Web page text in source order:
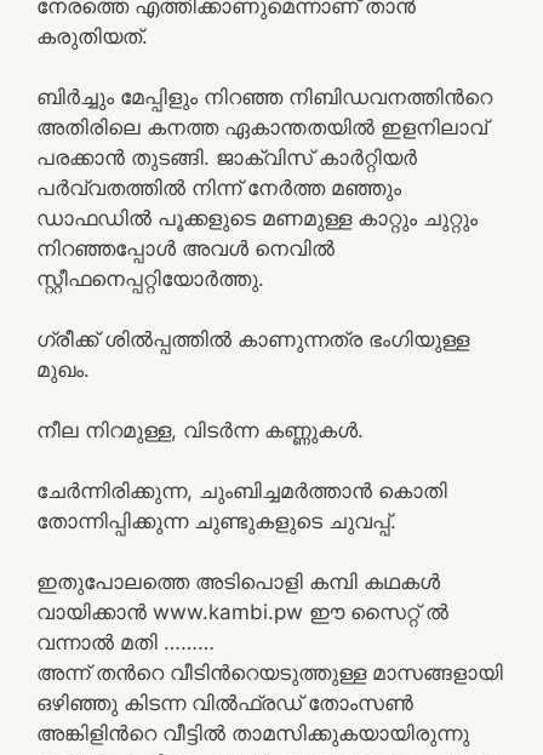
നേരത്തെ എത്തിക്കാണുമെന്നാണ് താന്‍
കരുതിയത്.
ബിര്‍ച്ചും മേപ്പിളും നിറഞ്ഞ നിബിഡവനത്തിന്‍റെ
അതിരിലെ കനത്ത ഏകാന്തതയില്‍ ഇളനിലാവ്
പരക്കാന്‍ തുടങ്ങി. ജാക്വിസ് കാര്‍റ്റിയര്‍
പര്‍വ്വതത്തില്‍ നിന്ന് നേര്‍ത്ത മഞ്ഞും
ഡാഫഡില്‍ പൂക്കളുടെ മണമുള്ള കാറ്റും ചുറ്റും
നിറഞ്ഞപ്പോള്‍ അവള്‍ നെവില്‍
സ്റ്റീഫനെപ്പറ്റിയോര്‍ത്തു.
ഗ്രീക്ക് ശില്‍പ്പത്തില്‍ കാണുന്നത്ര ഭംഗിയുള്ള
മുഖം.
നീല നിറമുള്ള, വിടര്‍ന്ന കണ്ണുകള്‍.
ചേര്‍ന്നിരിക്കുന്ന, ചുംബിച്ചമര്‍ത്താന്‍ കൊതി
തോന്നിപ്പിക്കുന്ന ചുണ്ടുകളുടെ ചുവപ്പ്.
ഇതുപോലത്തെ അടിപൊളി കമ്പി കഥകൾ
വായിക്കാൻ www.kambi.pw ഈ സൈറ്റ് ൽ
വന്നാൽ മതി ………
അന്ന് തന്‍റെ വീടിന്‍റെയടുത്തുള്ള മാസങ്ങളായി
ഒഴിഞ്ഞു കിടന്ന വില്‍ഫ്രഡ് തോംസണ്‍
അങ്കിളിന്‍റെ വീട്ടില്‍ താമസിക്കുകയായിരുന്നു